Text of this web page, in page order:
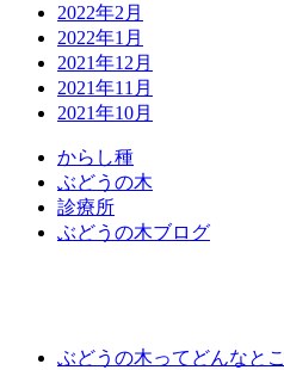
2022年2月
2022年1月
2021年12月
2021年11月
2021年10月
から し種
ぶどう の木
診療所
ぶどう の木ブロ グ
ぶどうの木ってどんなと